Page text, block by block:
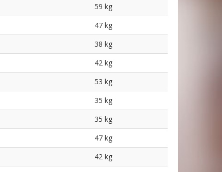
59 kg
47 kg
38 kg
42 kg
53 kg
35 kg
35 kg
47 kg
42 kg